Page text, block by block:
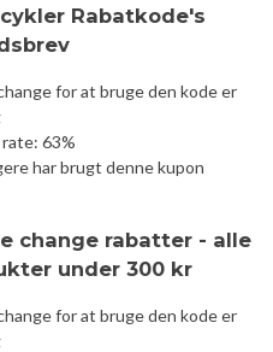
Rabatkode's
for at bruge den kode er
63%
har brugt denne kupon
change rabatter - alle
under 300 kr
for at bruge den kode er